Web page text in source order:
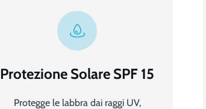
Protezione Solare SPF 15
Protegge le labbra dai raggi UV,